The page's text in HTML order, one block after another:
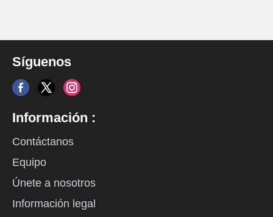
Síguenos
Información :
Contáctanos
Equipo
Únete a nosotros
Información legal